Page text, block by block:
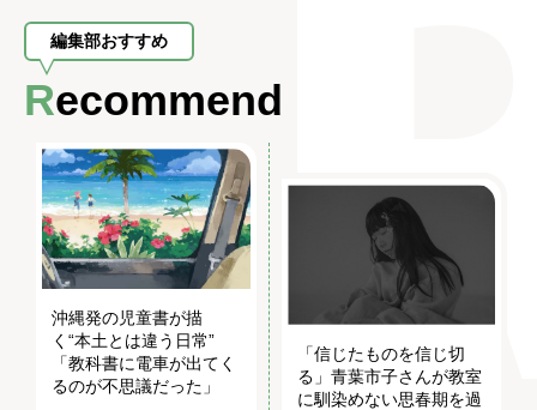
編集部おすすめ
Recommend
沖縄発の児童書が描
く“本土とは違う日常”
「教科書に電車が出てく
るのが不思議だった」
「信じたものを信じ切
る」青葉市子さんが教室
に馴染めない思春期を過